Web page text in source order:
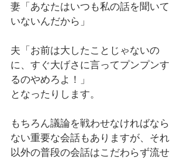
妻「あなたはいつも私の話を聞いて
いないんだから」
夫「お前は大したことじゃないの
に、すぐ大げさに言ってプンプンす
るのやめろよ！」
となったりします。
もちろん議論を戦わせなければなら
ない重要な会話もありますが、それ
以外の普段の会話はこだわらず流せ